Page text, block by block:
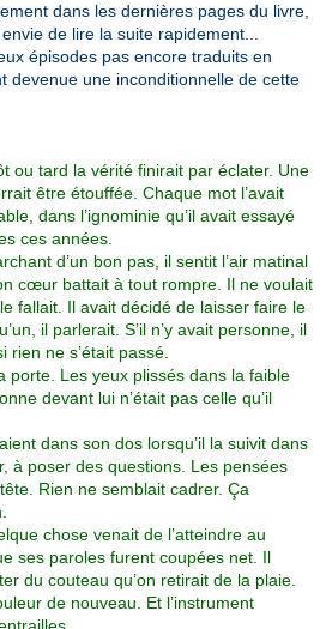
dans les dernières pages du livre,
de lire la suite rapidement...
épisodes pas encore traduits en
devenue une inconditionnelle de cette
ou tard la vérité finirait par éclater. Une
être étouffée. Chaque mot l’avait
dans l’ignominie qu’il avait essayé
ces années.
d’un bon pas, il sentit l’air matinal
cœur battait à tout rompre. Il ne voulait
fallait. Il avait décidé de laisser faire le
il parlerait. S’il n’y avait personne, il
ne s’était passé.
porte. Les yeux plissés dans la faible
devant lui n’était pas celle qu’il
dans son dos lorsqu’il la suivit dans
à poser des questions. Les pensées
Rien ne semblait cadrer. Ça
chose venait de l’atteindre au
ses paroles furent coupées net. Il
du couteau qu’on retirait de la plaie.
de nouveau. Et l’instrument